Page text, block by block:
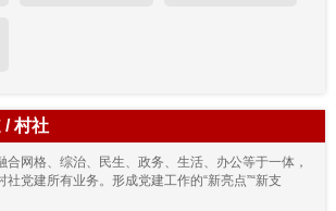
/ 村社
合网格、综治、民生、政务、生活、办公等于一体，
党建所有业务。形成党建工作的“新亮点”“新支